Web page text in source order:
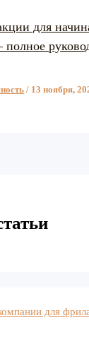
для
/ 13 ноября,
для